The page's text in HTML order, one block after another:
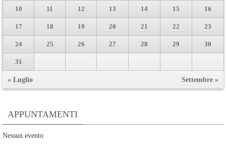
10 11 12 13 14 15 16
17 18 19 20 21 22 23
24 25 26 27 28 29 30
31
« Luglio Settembre »
APPUNTAMENTI
Nessun evento